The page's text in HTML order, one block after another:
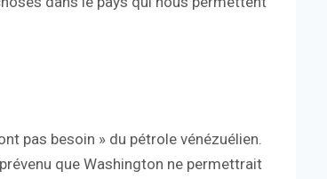
pas besoin » du pétrole vénézuélien.
que Washington ne permettrait